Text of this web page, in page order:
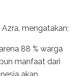
mengatakan;
88 % warga
manfaat dari